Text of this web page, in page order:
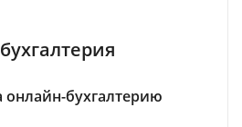
бухгалтерию